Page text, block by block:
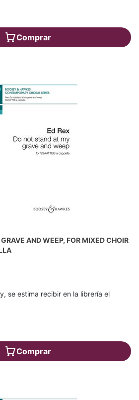
Comprar
AND WEEP, FOR MIXED CHOIR
se estima recibir en la librería el
Comprar